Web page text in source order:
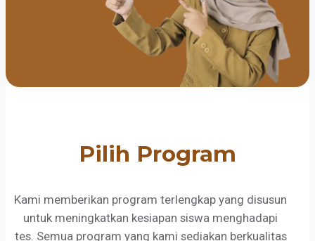
Pilih Program
Kami memberikan program terlengkap yang disusun
untuk meningkatkan kesiapan siswa menghadapi
tes. Semua program yang kami sediakan berkualitas